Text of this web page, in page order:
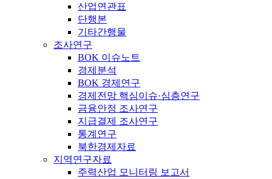
산업연관표
단행본
기타간행물
조사연구
BOK 이슈노트
경제분석
BOK 경제연구
경제전망 핵심이슈·심층연구
금융안정 조사연구
지급결제 조사연구
통계연구
북한경제자료
지역연구자료
주력산업 모니터링 보고서